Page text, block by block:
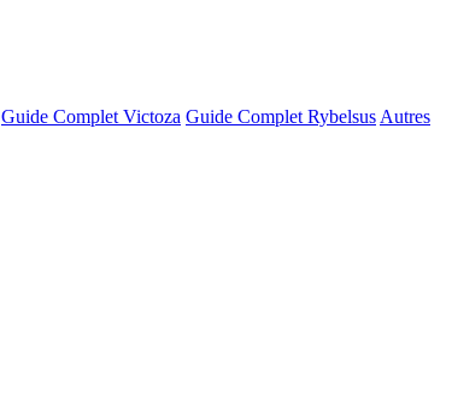
Guide Complet Victoza Guide Complet Rybelsus Autres